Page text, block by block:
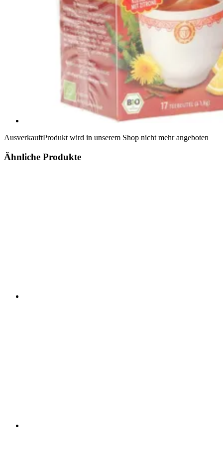
AusverkauftProdukt wird in unserem Shop nicht mehr angeboten
Ähnliche Produkte